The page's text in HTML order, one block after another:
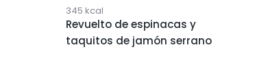
345 kcal
Revuelto de espinacas y
taquitos de jamón serrano